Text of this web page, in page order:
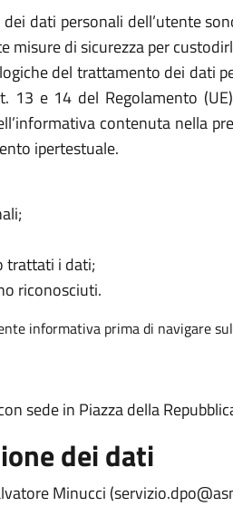
dati personali dell’utente
misure di sicurezza per
del trattamento dei dati
13 e 14 del Regolamento
contenuta nella
ipertestuale.
trattati i dati;
riconosciuti.
informativa prima di navigare
sede in Piazza della
dei dati
Minucci